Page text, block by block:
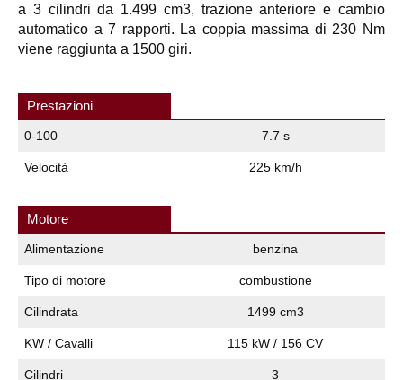
a 3 cilindri da 1.499 cm3, trazione anteriore e cambio
automatico a 7 rapporti. La coppia massima di 230 Nm
viene raggiunta a 1500 giri.
Prestazioni
0-100 7.7 s
Velocità 225 km/h
Motore
Alimentazione benzina
Tipo di motore combustione
Cilindrata 1499 cm3
KW / Cavalli 115 kW / 156 CV
Cilindri 3